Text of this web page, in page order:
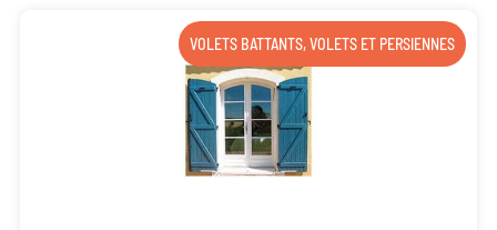
VOLETS BATTANTS,VOLETS ET PERSIENNES